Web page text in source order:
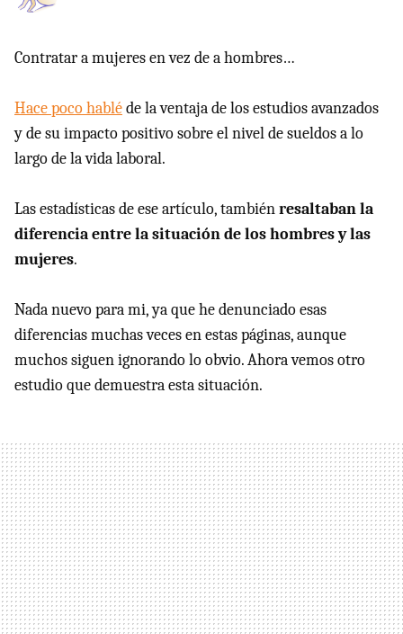
Contratar a mujeres en vez de a hombres…
Hace poco habléde la ventaja de los estudios avanzados
y de su impacto positivo sobre el nivel de sueldos a lo
largo de la vida laboral.
Las estadísticas de ese artículo, tambiénresaltaban la
diferencia entre la situación de los hombres y las
mujeres.
Nada nuevo para mi, ya que he denunciado esas
diferencias muchas veces en estas páginas, aunque
muchos siguen ignorando lo obvio. Ahora vemos otro
estudio que demuestra esta situación.